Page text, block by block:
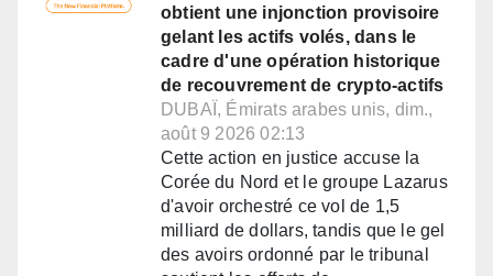
obtient une injonction provisoire
gelant les actifs volés, dans le
cadre d'une opération historique
de recouvrement de crypto-actifs
DUBAÏ, Émirats arabes unis, dim.,
août 9 2026 02:13
Cette action en justice accuse la
Corée du Nord et le groupe Lazarus
d'avoir orchestré ce vol de 1,5
milliard de dollars, tandis que le gel
des avoirs ordonné par le tribunal